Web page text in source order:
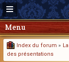
Menu
Index du forum »
des présentations